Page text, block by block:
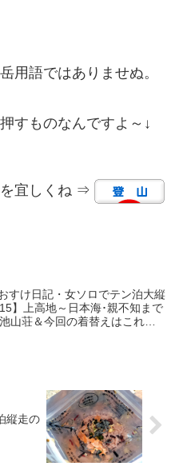
用語ではありませぬ。
すものなんですよ～↓
宜しくね ⇒
おすけ日記・女ソロでテン泊大縦
】上高地～日本海･親不知まで
山荘＆今回の着替えはこれだ
縦走の